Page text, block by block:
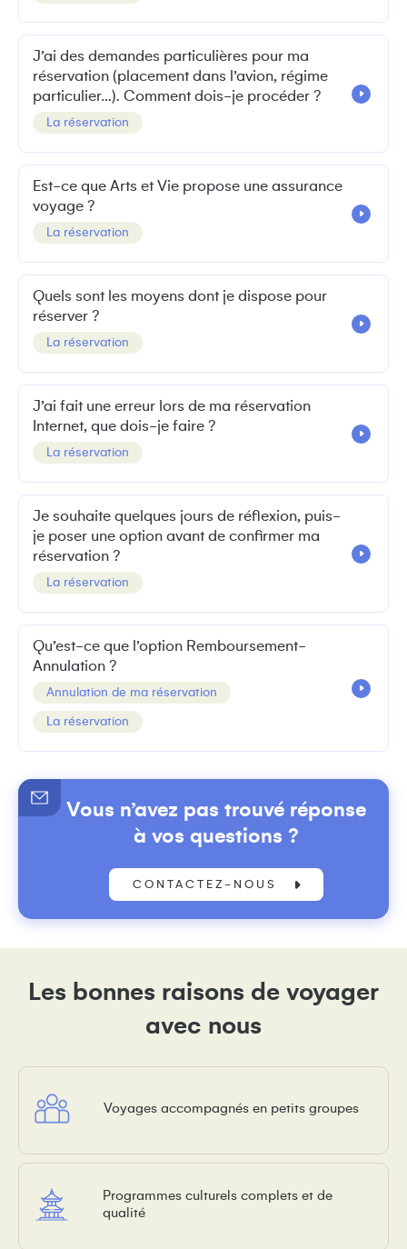
J’ai des demandes particulières pour ma
réservation (placement dans l’avion, régime
particulier…). Comment dois-je procéder ?
La réservation
Est-ce que Arts et Vie propose une assurance
voyage ?
La réservation
Quels sont les moyens dont je dispose pour
réserver ?
La réservation
J’ai fait une erreur lors de ma réservation
Internet, que dois-je faire ?
La réservation
Je souhaite quelques jours de réflexion, puis-
je poser une option avant de confirmer ma
réservation ?
La réservation
Qu’est-ce que l’option Remboursement-
Annulation ?
Annulation de ma réservation
La réservation
Vous n’avez pas trouvé réponse
à vos questions ?
CONTACTEZ-NOUS
Les bonnes raisons de voyager
avec nous
Voyages accompagnés en petits groupes
Programmes culturels complets et de
qualité